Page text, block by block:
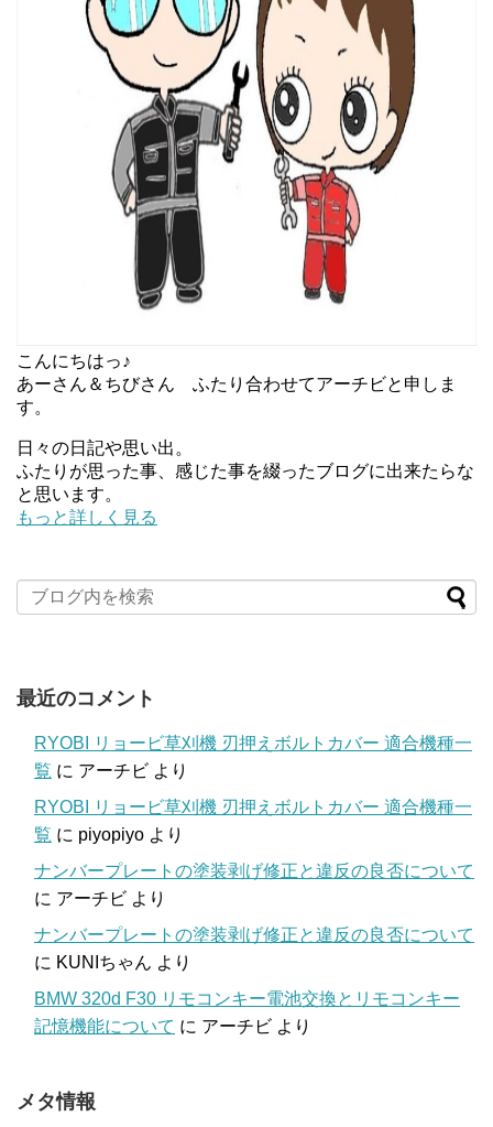
こんにちはっ♪
あーさん＆ちびさん ふたり合わせてアーチビと申しま
す。
日々の日記や思い出。
ふたりが思った事、感じた事を綴ったブログに出来たらな
と思います。
もっと詳しく見る
最近のコメント
RYOBI リョービ草刈機 刃押えボルトカバー 適合機種一
覧 に アーチビ より
RYOBI リョービ草刈機 刃押えボルトカバー 適合機種一
覧 に piyopiyo より
ナンバープレートの塗装剥げ修正と違反の良否について
に アーチビ より
ナンバープレートの塗装剥げ修正と違反の良否について
に KUNIちゃん より
BMW 320d F30 リモコンキー電池交換とリモコンキー
記憶機能について に アーチビ より
メタ情報